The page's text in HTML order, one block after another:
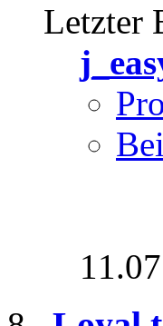
Letzter